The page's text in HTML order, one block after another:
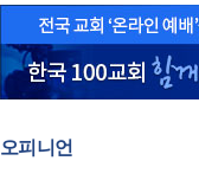
오피니언